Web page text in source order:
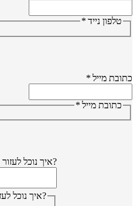
טלפון נייד*
מייל*
כתובת מייל*
?איך נוכל לעזור
?איך נוכל לעזור